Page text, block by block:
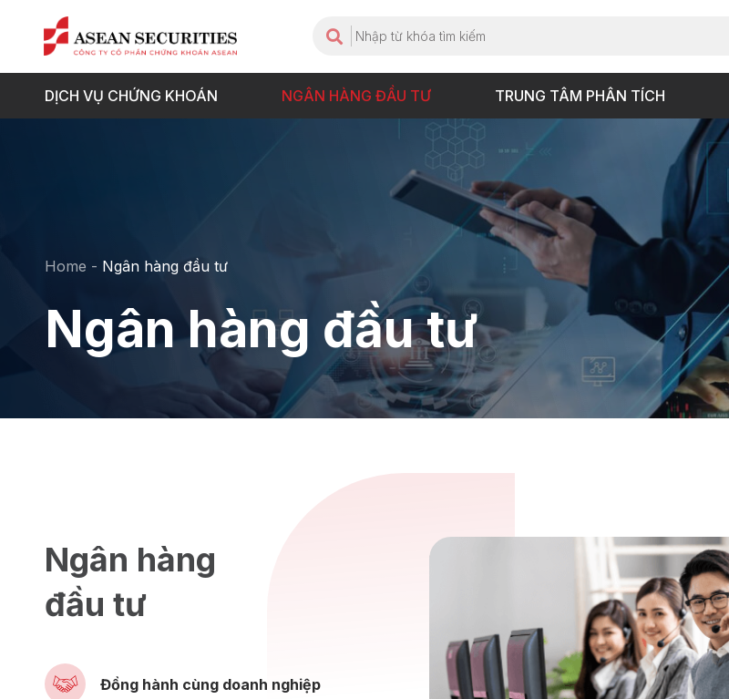
DỊCH VỤ CHỨNG KHOÁN NGÂN HÀNG ĐẦU TƯ TRUNG TÂM PHÂN TÍCH
Home - Ngân hàng đầu tư
Ngân hàng đầu tư
Ngân hàng
đầu tư
Đồng hành cùng doanh nghiệp